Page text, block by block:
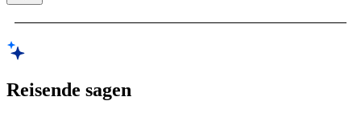
Reisende sagen